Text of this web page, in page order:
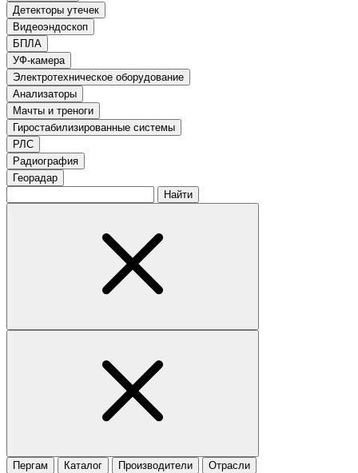
Детекторы утечек
Видеоэндоскоп
БПЛА
УФ-камера
Электротехническое оборудование
Анализаторы
Мачты и треноги
Гиростабилизированные системы
РЛС
Радиография
Георадар
Найти
Пергам Каталог Производители Отрасли